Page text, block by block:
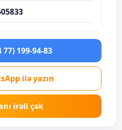
77) 199-94-83
ilə yazın
irəli çək